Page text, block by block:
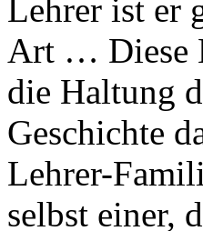
Lehrer ist er
Art … Diese
die Haltung
Geschichte
Lehrer-
selbst einer,